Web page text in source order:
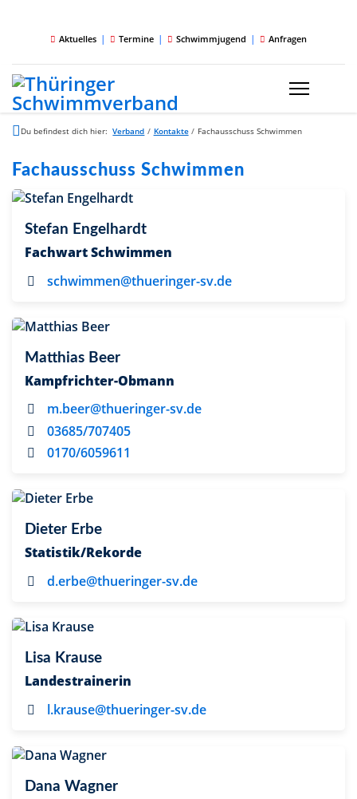
Aktuelles | Termine | Schwimmjugend | Anfragen
Du befindest dich hier: Verband / Kontakte / Fachausschuss Schwimmen
Fachausschuss Schwimmen
Stefan Engelhardt
Fachwart Schwimmen
schwimmen@thueringer-sv.de
Matthias Beer
Kampfrichter-Obmann
m.beer@thueringer-sv.de
03685/707405
0170/6059611
Dieter Erbe
Statistik/Rekorde
d.erbe@thueringer-sv.de
Lisa Krause
Landestrainerin
l.krause@thueringer-sv.de
Dana Wagner